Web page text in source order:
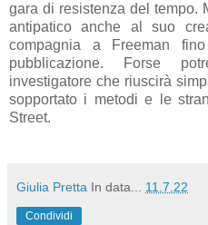
gara di resistenza del tempo.
antipatico anche al suo
compagnia a Freeman
pubblicazione. Forse
investigatore che riuscirà
sopportato i metodi e le
Street.
Giulia Pretta In data... 11.7.22
Condividi